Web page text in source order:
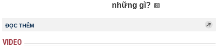
những gì?
ĐỌC THÊM
VIDEO